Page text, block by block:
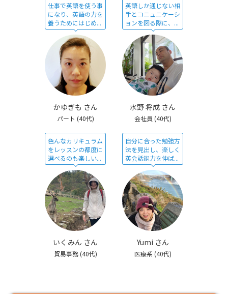
仕事で英語を使う事
になり、英語の力を
養うためにはじめ...
かゆぎも さん
パート (40代)
英語しか通じない相
手とコニュニケーシ
ョンを図る際に、...
水野 将成 さん
会社員 (40代)
色んなカリキュラム
をレッスンの都度に
選べるのも楽しい...
いくみん さん
貿易事務 (40代)
自分に合った勉強方
法を見出し、楽しく
英会話能力を伸ば...
Yumi さん
医療系 (40代)